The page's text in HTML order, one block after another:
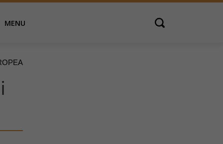
MENU Open search